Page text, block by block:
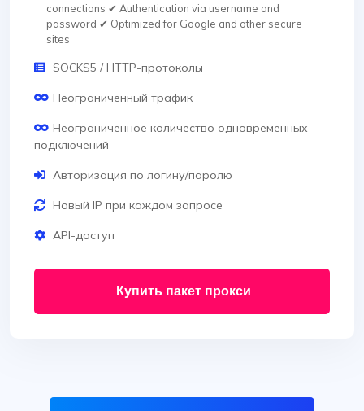
connections ✔ Authentication via username and
password ✔ Optimized for Google and other secure
sites
SOCKS5 / HTTP-протоколы
Неограниченный трафик
Неограниченное количество одновременных
подключений
Авторизация по логину/паролю
Новый IP при каждом запросе
API-доступ
Купить пакет прокси